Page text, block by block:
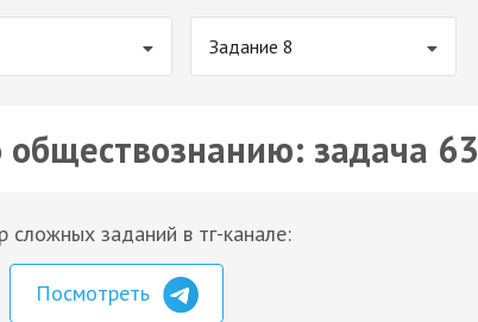
Задание 8
задача 63
сложных заданий в тг-канале:
Посмотреть